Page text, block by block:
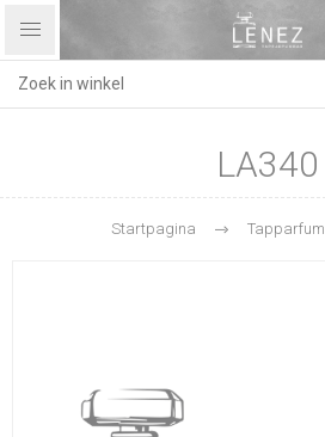
LA340
Startpagina Tapparfum